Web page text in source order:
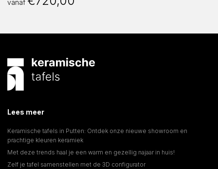
vanaf
Lees meer
Keramische tafels in Putten: Ontdek onze nieuwe showroom en
prachtige kleuren keramiek
Met deze trends haal je een warm en gezellig najaar in huis!
Zelf je tafel samenstellen met de 3D configurator